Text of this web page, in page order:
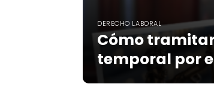
DERECHO LABORAL
Cómo
temporal por